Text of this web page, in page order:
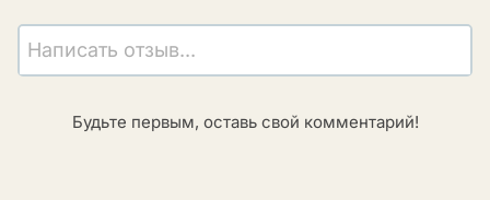
Написать отзыв...
Будьте первым, оставь свой комментарий!